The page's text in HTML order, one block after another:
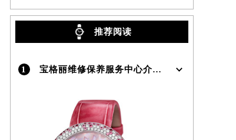
推荐阅读
1 宝格丽维修保养服务中心介绍 | Bvlgari